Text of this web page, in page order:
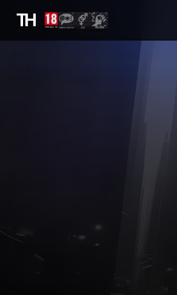
TH